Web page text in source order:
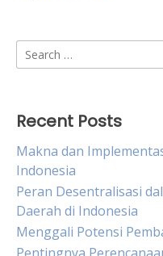
Search
for:
Recent Posts
Makna dan
Indonesia
Peran Desentralisasi
Daerah di Indonesia
Menggali Potensi